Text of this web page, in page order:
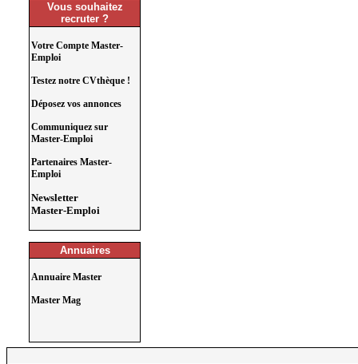
Vous souhaitez
recruter ?
Votre Compte Master-
Emploi
Testez notre CVthèque !
Déposez vos annonces
Communiquez sur
Master-Emploi
Partenaires Master-
Emploi
Newsletter
Master-Emploi
Annuaires
Annuaire Master
Master Mag